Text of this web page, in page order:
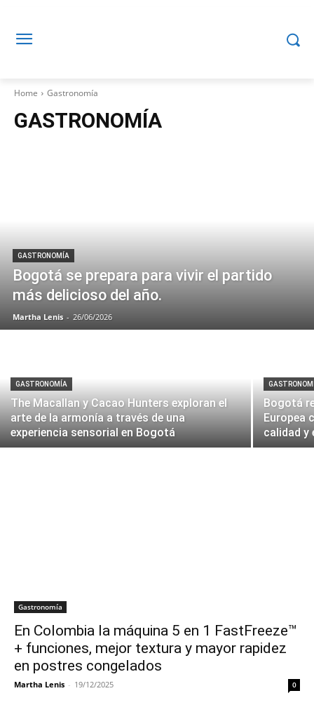
Home Gastronomía
GASTRONOMÍA
GASTRONOMÍA
Bogotá se prepara para vivir el partido
más delicioso del año.
Martha Lenis - 26/06/2026
GASTRONOMÍA
The Macallan y Cacao Hunters exploran el
arte de la armonía a través de una
experiencia sensorial en Bogotá
Bogotá
Europea
calidad y
Gastronomía
En Colombia la máquina 5 en 1 FastFreeze™
+ funciones, mejor textura y mayor rapidez
en postres congelados
Martha Lenis - 19/12/2025 0